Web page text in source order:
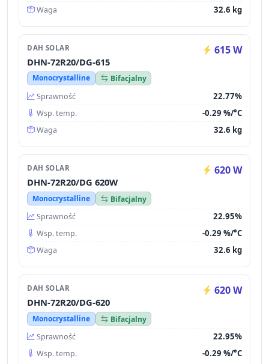
Waga 32.6 kg
DAH SOLAR 615 W
DHN-72R20/DG-615
Monocrystalline
Bifacjalny
Sprawność
22.77%
Wsp. temp. -0.29 %/°C
Waga 32.6 kg
DAH SOLAR 620 W
DHN-72R20/DG 620W
Monocrystalline
Bifacjalny
Sprawność
22.95%
Wsp. temp. -0.29 %/°C
Waga 32.6 kg
DAH SOLAR 620 W
DHN-72R20/DG-620
Monocrystalline
Bifacjalny
Sprawność
22.95%
Wsp. temp. -0.29 %/°C